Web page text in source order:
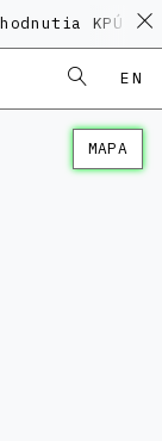
KPÚ
EN
MAPA